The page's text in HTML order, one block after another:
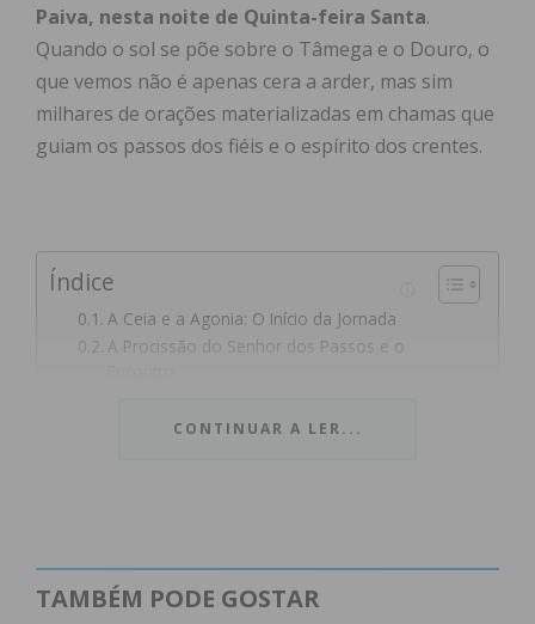
Paiva, nesta noite de Quinta-feira Santa.
Quando o sol se põe sobre o Tâmega e o Douro, o
que vemos não é apenas cera a arder, mas sim
milhares de orações materializadas em chamas que
guiam os passos dos fiéis e o espírito dos crentes.
Índice
A Ceia e a Agonia: O Início da Jornada
A Procissão do Senhor dos Passos e o
O Legado da Fé Viva
Tudo começa no recolhimento da
CONTINUAR A LER...
TAMBÉM PODE GOSTAR